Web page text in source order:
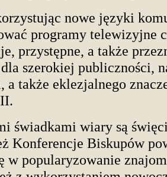
nowe języki
programy telewizyjne
przystępne, a także
szerokiej publiczności,
a także eklezjalnego
świadkami wiary są
Konferencje Biskupów
w popularyzowanie